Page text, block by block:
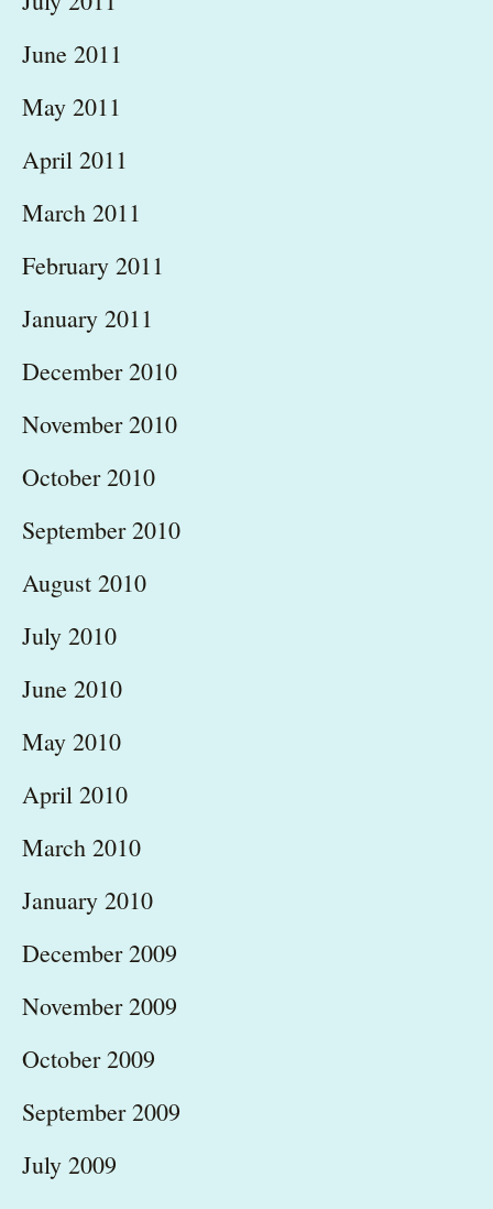
June 2011
May 2011
April 2011
March 2011
February 2011
January 2011
December 2010
November 2010
October 2010
September 2010
August 2010
July 2010
June 2010
May 2010
April 2010
March 2010
January 2010
December 2009
November 2009
October 2009
September 2009
July 2009